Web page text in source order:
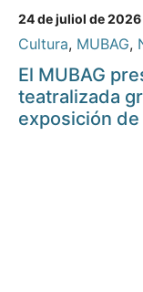
24 de juliol de 2026
Cultura, MUBAG,
El MUBAG
teatralizada
exposición